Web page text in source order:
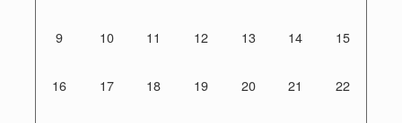
9 10 11 12 13 14 15
16 17 18 19 20 21 22